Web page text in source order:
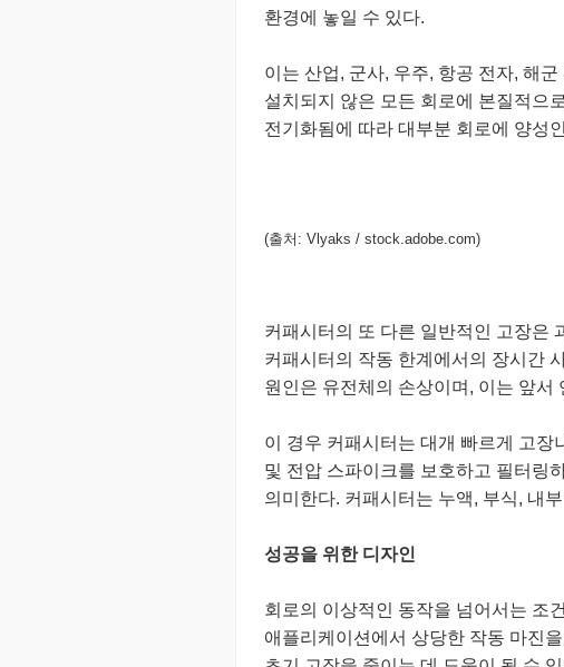
환경에 놓일 수 있다.
이는 산업, 군사, 우주, 항공 전자, 해
설치되지 않은 모든 회로에 본질적으
전기화됨에 따라 대부분 회로에 양성
(출처: Vlyaks / stock.adobe.com)
커패시터의 또 다른 일반적인 고장은
커패시터의 작동 한계에서의 장시간
원인은 유전체의 손상이며, 이는 앞서
이 경우 커패시터는 대개 빠르게 고장
및 전압 스파이크를 보호하고 필터링
의미한다. 커패시터는 누액, 부식, 내
성공을 위한 디자인
회로의 이상적인 동작을 넘어서는 조
애플리케이션에서 상당한 작동 마진